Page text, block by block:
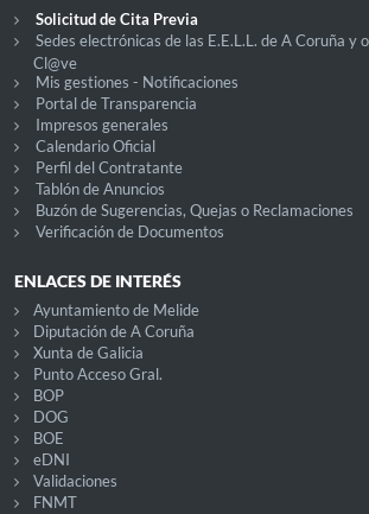
Solicitud de Cita Previa
Sedes electrónicas de las E.E.L.L. de A Coruña y
Cl@ve
Mis gestiones - Notificaciones
Portal de Transparencia
Impresos generales
Calendario Oficial
Perfil del Contratante
Tablón de Anuncios
Buzón de Sugerencias, Quejas o Reclamaciones
Verificación de Documentos
ENLACES DE INTERÉS
Ayuntamiento de Melide
Diputación de A Coruña
Xunta de Galicia
Punto Acceso Gral.
BOP
DOG
BOE
eDNI
Validaciones
FNMT